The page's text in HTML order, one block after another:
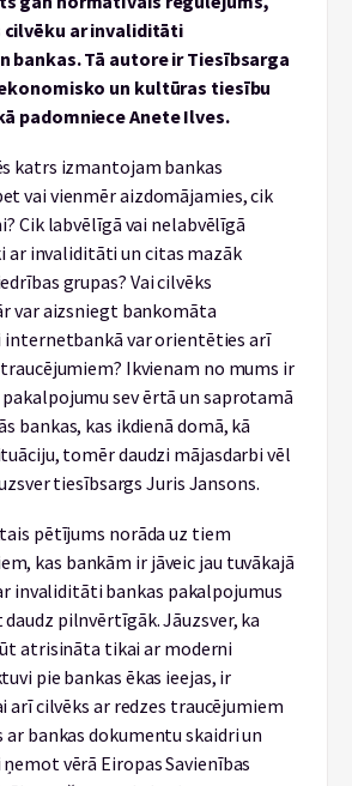
ar invaliditāti
bankas. Tā autore ir Tiesībsarga
un kultūras tiesību
padomniece Anete Ilves.
katrs izmantojam bankas
vai vienmēr aizdomājamies, cik
Cik labvēlīgā vai nelabvēlīgā
ar invaliditāti un citas mazāk
grupas? Vai cilvēks
var aizsniegt bankomāta
internetbankā var orientēties arī
Ikvienam no mums ir
sev ērtā un saprotamā
bankas, kas ikdienā domā, kā
tomēr daudzi mājasdarbi vēl
tiesībsargs Juris Jansons.
pētījums norāda uz tiem
kas bankām ir jāveic jau tuvākajā
invaliditāti bankas pakalpojumus
pilnvērtīgāk. Jāuzsver, ka
atrisināta tikai ar moderni
pie bankas ēkas ieejas, ir
arī cilvēks ar redzes traucējumiem
bankas dokumentu skaidri un
vērā Eiropas Savienības